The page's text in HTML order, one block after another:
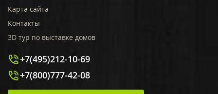
Карта сайта
Контакты
3D тур по выставке домов
+7(495)212-10-69
+7(800)777-42-08